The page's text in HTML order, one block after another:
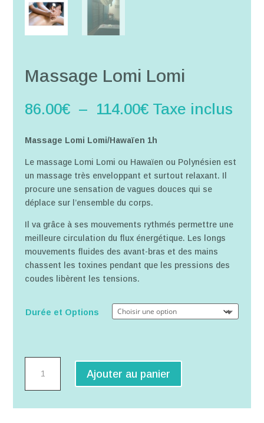
Massage Lomi Lomi
86.00€ – 114.00€Plage
prix :
86.00€
à
114.00€
Taxe inclus
Massage Lomi Lomi/Hawaïen 1h
Le massage Lomi Lomi ou Hawaïen ou Polynésien est
un massage très enveloppant et surtout relaxant. Il
procure une sensation de vagues douces qui se
déplace sur l’ensemble du corps.
Il va grâce à ses mouvements rythmés permettre une
meilleure circulation du flux énergétique. Les longs
mouvements fluides des avant-bras et des mains
chassent les toxines pendant que les pressions des
coudes libèrent les tensions.
Durée et Options
Massage
Ajouter au panier